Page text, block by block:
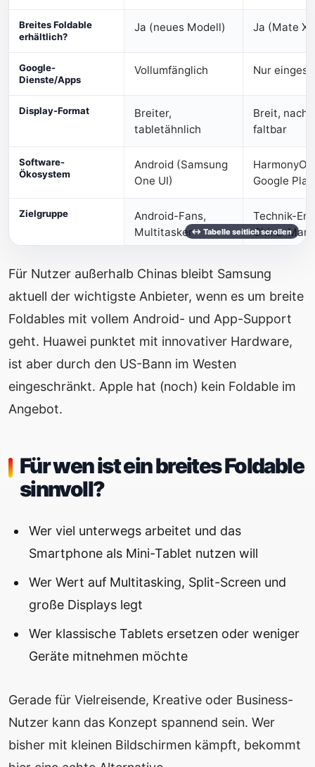
Breites Foldable
erhältlich?
Ja (neues Modell) Ja (Mate
Google-
Dienste/Apps
Vollumfänglich Nur
Display-Format
Breiter,
tabletähnlich
Breit, nach
faltbar
Software-
Ökosystem
Android (Samsung
One UI)
Google
Zielgruppe
Android-Fans,
Multitasker
Technik-
China-
Für Nutzer außerhalb Chinas bleibt Samsung
aktuell der wichtigste Anbieter, wenn es um breite
Foldables mit vollem Android- und App-Support
geht. Huawei punktet mit innovativer Hardware,
ist aber durch den US-Bann im Westen
eingeschränkt. Apple hat (noch) kein Foldable im
Angebot.
Für wen ist ein breites Foldable
sinnvoll?
Wer viel unterwegs arbeitet und das
Smartphone als Mini-Tablet nutzen will
Wer Wert auf Multitasking, Split-Screen und
große Displays legt
Wer klassische Tablets ersetzen oder weniger
Geräte mitnehmen möchte
Gerade für Vielreisende, Kreative oder Business-
Nutzer kann das Konzept spannend sein. Wer
bisher mit kleinen Bildschirmen kämpft, bekommt